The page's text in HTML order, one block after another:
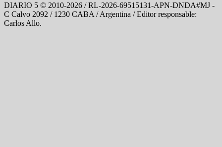
DIARIO 5 © 2010-2026 / RL-2026-69515131-APN-DNDA#MJ -
C Calvo 2092 / 1230 CABA / Argentina / Editor responsable:
Carlos Allo.